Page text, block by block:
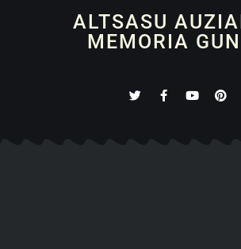
ALTSASU
MEMORIA